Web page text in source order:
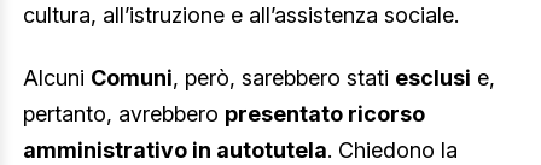
cultura, all’istruzione e all’assistenza sociale.
Alcuni Comuni, però, sarebbero stati esclusi e,
pertanto, avrebbero presentato ricorso
amministrativo in autotutela. Chiedono la